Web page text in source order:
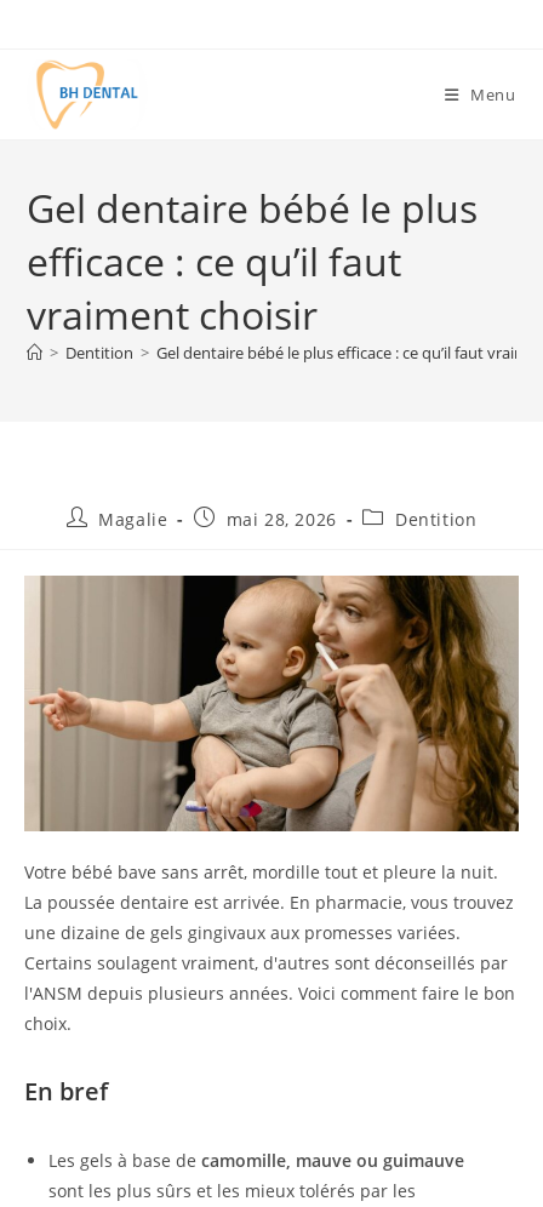
Menu
Gel dentaire bébé le plus
efficace : ce qu’il faut
vraiment choisir
> Dentition > Gel dentaire bébé le plus efficace : ce qu’il faut
Magalie mai 28, 2026 Dentition
Votre bébé bave sans arrêt, mordille tout et pleure la nuit.
La poussée dentaire est arrivée. En pharmacie, vous trouvez
une dizaine de gels gingivaux aux promesses variées.
Certains soulagent vraiment, d'autres sont déconseillés par
l'ANSM depuis plusieurs années. Voici comment faire le bon
choix.
En bref
Les gels à base de camomille, mauve ou guimauve
sont les plus sûrs et les mieux tolérés par les